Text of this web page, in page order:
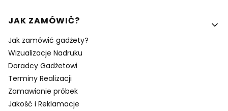
Linki w stopce
JAK ZAMÓWIĆ?
Jak zamówić gadżety?
Wizualizacje Nadruku
Doradcy Gadżetowi
Terminy Realizacji
Zamawianie próbek
Jakość i Reklamacje